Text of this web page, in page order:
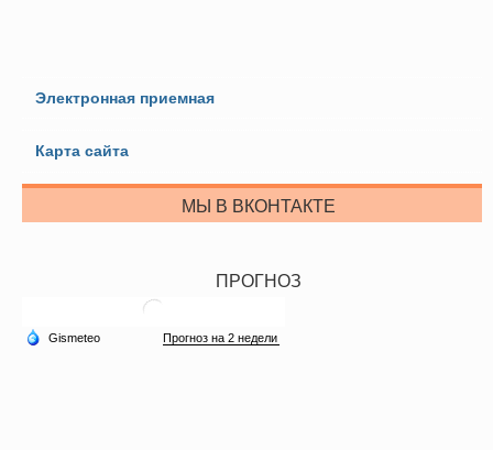
Электронная приемная
Карта сайта
МЫ В ВКОНТАКТЕ
ПРОГНОЗ